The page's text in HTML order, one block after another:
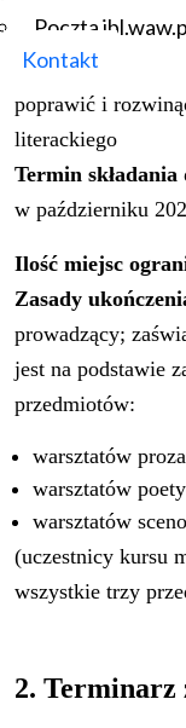
Poczta
Kontakt
PL 75 1130
Rekrutacja
poprawić i
literackiego
Termin
w październiku
Ilość miejsc
Zasady
prowadzący;
jest na podstawie
przedmiotów:
warsztatów
warsztatów
warsztatów
(uczestnicy kursu
wszystkie trzy
2. Terminarz